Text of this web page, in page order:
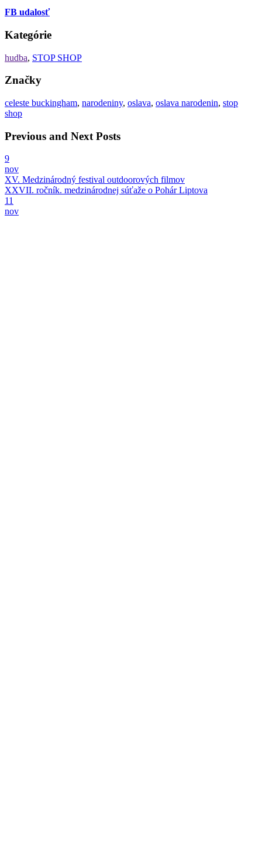
FB udalosť
Kategórie
hudba, STOP SHOP
Značky
celeste buckingham, narodeniny, oslava, oslava narodenin, stop
shop
Previous and Next Posts
9
nov
XV. Medzinárodný festival outdoorových filmov
XXVII. ročník. medzinárodnej súťaže o Pohár Liptova
11
nov